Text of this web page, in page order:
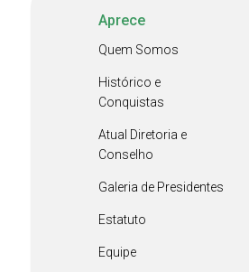
Aprece
Quem Somos
Histórico e
Conquistas
Atual Diretoria e
Conselho
Galeria de Presidentes
Estatuto
Equipe